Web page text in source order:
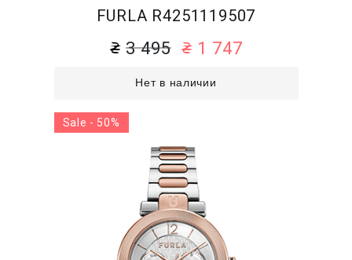
FURLA R4251119507
3 495 1 747
Нет в наличии
Sale - 50%